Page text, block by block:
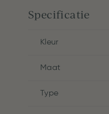
Specificatie
Kleur
Maat
Type